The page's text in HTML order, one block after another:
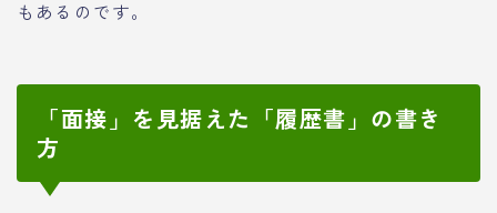
もあるのです。
「面接」を見据えた「履歴書」の書き
方